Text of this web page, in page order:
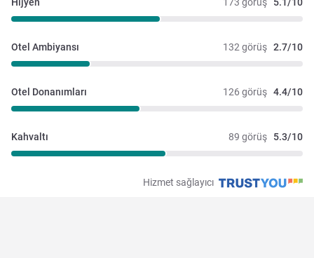
173 görüş 5.1/10
Hijyen
132 görüş 2.7/10
Otel Ambiyansı
126 görüş 4.4/10
Otel Donanımları
89 görüş 5.3/10
Kahvaltı
Hizmet sağlayıcı